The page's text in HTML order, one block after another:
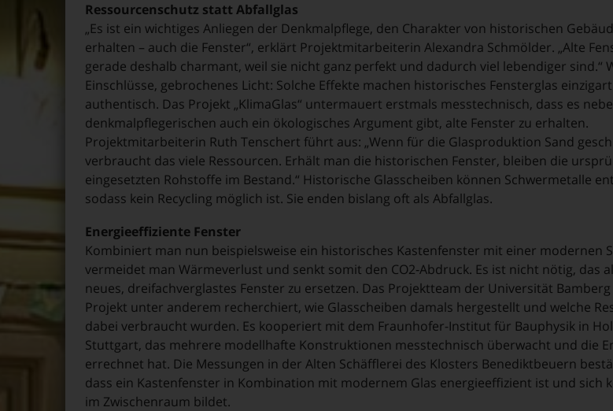
Ressourcenschutz statt Abfallglas
„Es ist ein wichtiges Anliegen der Denkmalpflege, den Charakter von historischen
erhalten – auch die Fenster“, erklärt Projektmitarbeiterin Alexandra Schmölder. „Alte
gerade deshalb charmant, weil sie nicht ganz perfekt und dadurch viel lebendiger sind.“
Einschlüsse, gebrochenes Licht: Solche Effekte machen historisches Fensterglas
authentisch. Das Projekt „KlimaGlas“ untermauert erstmals messtechnisch, dass es
denkmalpflegerischen auch ein ökologisches Argument gibt, alte Fenster zu erhalten.
Projektmitarbeiterin Ruth Tenschert führt aus: „Wenn für die Glasproduktion Sand
verbraucht das viele Ressourcen. Erhält man die historischen Fenster, bleiben die
eingesetzten Rohstoffe im Bestand.“ Historische Glasscheiben können Schwermetalle
sodass kein Recycling möglich ist. Sie enden bislang oft als Abfallglas.
Energieeffiziente Fenster
Kombiniert man nun beispielsweise ein historisches Kastenfenster mit einer modernen
vermeidet man Wärmeverlust und senkt somit den CO2‐Abdruck. Es ist nicht nötig, das
neues, dreifachverglastes Fenster zu ersetzen. Das Projektteam der Universität
Projekt unter anderem recherchiert, wie Glasscheiben damals hergestellt und welche
dabei verbraucht wurden. Es kooperiert mit dem Fraunhofer-Institut für Bauphysik in
Stuttgart, das mehrere modellhafte Konstruktionen messtechnisch überwacht und die
errechnet hat. Die Messungen in der Alten Schäfflerei des Klosters Benediktbeuern
dass ein Kastenfenster in Kombination mit modernem Glas energieeffizient ist und sich
im Zwischenraum bildet.